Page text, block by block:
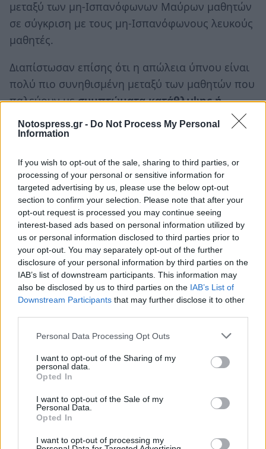
Notospress.gr - Do Not Process My Personal
Information
If you wish to opt-out of the sale, sharing to third parties, or
processing of your personal or sensitive information for
targeted advertising by us, please use the below opt-out
section to confirm your selection. Please note that after your
opt-out request is processed you may continue seeing
interest-based ads based on personal information utilized by
us or personal information disclosed to third parties prior to
your opt-out. You may separately opt-out of the further
disclosure of your personal information by third parties on the
IAB’s list of downstream participants. This information may
also be disclosed by us to third parties on the IAB’s List of
Downstream Participants that may further disclose it to other
Personal Data Processing Opt Outs
I want to opt-out of the Sharing of my
personal data.
Opted In
I want to opt-out of the Sale of my
Personal Data.
Opted In
I want to opt-out of processing my
μεταξύ των μη-Ισπανόφωνων Μαύρων μαθητών
σε σύγκριση με τους μη-Ισπανόφωνους λευκούς
μαθητές.
Διαπίστωσαν επίσης ότι η απώλεια ύπνου είναι
πολύ πιο συνηθισμένη μεταξύ των μαθητών που
παλεύουν μεσυμπτώματα κατάθλιψης ή
αυτοκτονικές σκέψεις.
κοιμούνται πέντε ή λιγότερες ώρες ανά νύχτα,
το ποσοστό που ανέφερε έξι έως επτά ώρες
ύπνου παρουσίασε ελάχιστη αλλαγή μεταξύ
2007 και 2023.
Οι ερευνητές σημείωσαν ότι αυτά τα
συμπεράσματα πρέπει να ερμηνεύονται με
προσοχή, καθώς η μελέτη εξέτασε πολλαπλές
υποθέσεις με προσαρμογή, βασίστηκε στην
αυτοαναφερόμενη διάρκεια ύπνου και δεν
περιέλαβε παράγοντες όπως οι εξωσχολικές
απαιτήσεις και οι οικογενειακές συγκρούσεις,
που μπορούν να επηρεάσουν τον κύκλο ύπνου
κάποιου.
Η οικοδόμηση πάνω στις βάσεις που έθεσε αυτή
η μελέτη είναι απαραίτητη για να διασφαλιστεί